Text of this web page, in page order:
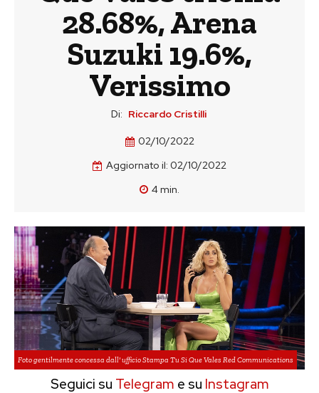
28.68%, Arena
Suzuki 19.6%,
Verissimo
Di: Riccardo Cristilli
02/10/2022
Aggiornato il: 02/10/2022
4min.
Foto gentilmente concessa dall' ufficio Stampa Tu Si Que Vales Red Communications
Seguici su Telegram e su Instagram